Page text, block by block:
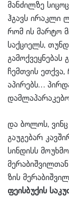
მანძილზე
ჰგავს ირაკლი
რომ ის მარტო
საქციელს,
ჩემთვის
აპირებს…
და ბოლოს,
გაუგებარ
სინდისს
ზის
ფეისბუქის